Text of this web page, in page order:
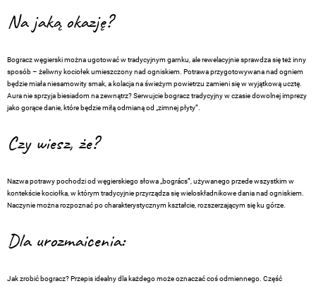
Na jaką okazję?
Bogracz węgierski można ugotować w tradycyjnym garnku, ale rewelacyjnie sprawdza się też inny
sposób – żeliwny kociołek umieszczony nad ogniskiem. Potrawa przygotowywana nad ogniem
będzie miała niesamowity smak, a kolacja na świeżym powietrzu zamieni się w wyjątkową ucztę.
Aura nie sprzyja biesiadom na zewnątrz? Serwujcie bogracz tradycyjny w czasie dowolnej imprezy
jako gorące danie, które będzie miłą odmianą od „zimnej płyty”.
Czy wiesz, że?
Nazwa potrawy pochodzi od węgierskiego słowa „bogrács”, używanego przede wszystkim w
kontekście kociołka, w którym tradycyjnie przyrządza się wieloskładnikowe dania nad ogniskiem.
Naczynie można rozpoznać po charakterystycznym kształcie, rozszerzającym się ku górze.
Dla urozmaicenia:
Jak zrobić bogracz? Przepis idealny dla każdego może oznaczać coś odmiennego. Część